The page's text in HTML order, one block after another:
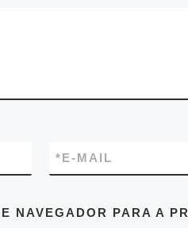
E-MAIL
*
NAVEGADOR PARA A